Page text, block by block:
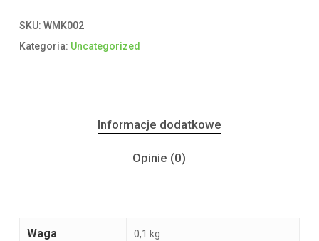
SKU: WMK002
Kategoria: Uncategorized
Informacje dodatkowe
Opinie (0)
Waga 0,1 kg